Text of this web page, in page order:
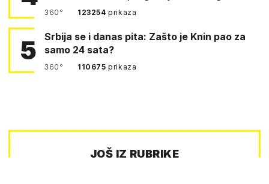
360° 123254prikaza
5
Srbija se i danas pita: Zašto je Knin pao za
samo 24 sata?
360° 110675prikaza
JOŠ IZ RUBRIKE